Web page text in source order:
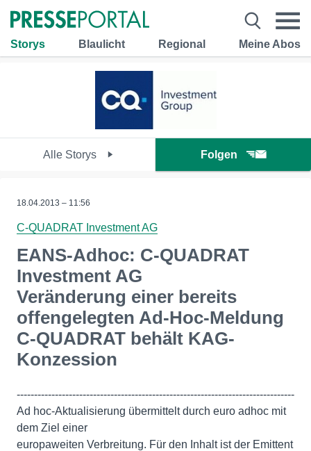
Storys Blaulicht Regional Meine Abos
Alle Storys Folgen
18.04.2013 – 11:56
C-QUADRAT Investment AG
EANS-Adhoc: C-QUADRAT
Investment AG
Veränderung einer bereits
offengelegten Ad-Hoc-Meldung
C-QUADRAT behält KAG-
Konzession
--------------------------------------------------------------------------------
Ad hoc-Aktualisierung übermittelt durch euro adhoc mit
dem Ziel einer
europaweiten Verbreitung. Für den Inhalt ist der Emittent